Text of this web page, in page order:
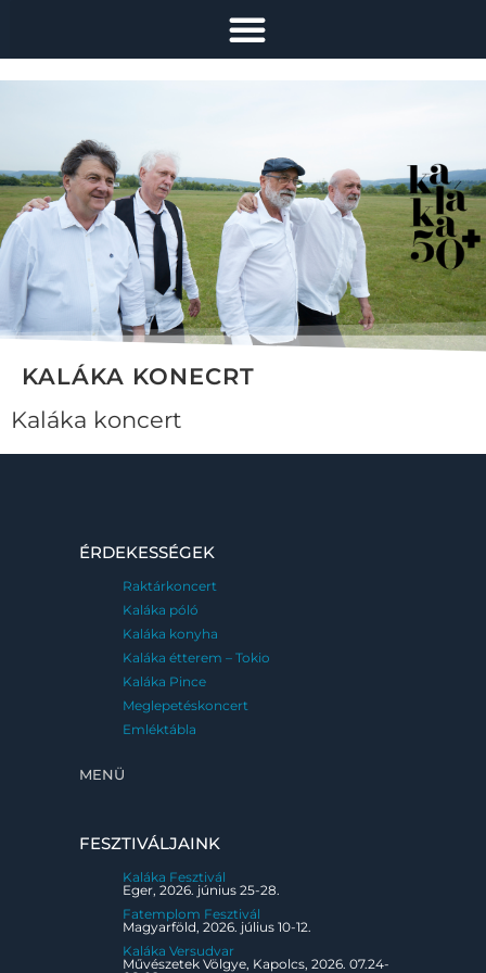
KALÁKA KONECRT
Kaláka koncert
ÉRDEKESSÉGEK
Raktárkoncert
Kaláka póló
Kaláka konyha
Kaláka étterem – Tokio
Kaláka Pince
Meglepetéskoncert
Emléktábla
MENÜ
FESZTIVÁLJAINK
Kaláka Fesztivál
Eger, 2026. június 25-28.
Fatemplom Fesztivál
Magyarföld, 2026. július 10-12.
Kaláka Versudvar
Művészetek Völgye, Kapolcs, 2026. 07.24-